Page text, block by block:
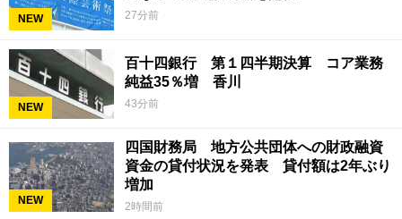
NEW 27分前
NEW
百十四銀行 第１四半期決算 コア業務
純益35％増 香川
43分前
NEW
四国財務局 地方公共団体への財政融資
資金の貸付状況を発表 貸付額は2年ぶり
増加
2時間前